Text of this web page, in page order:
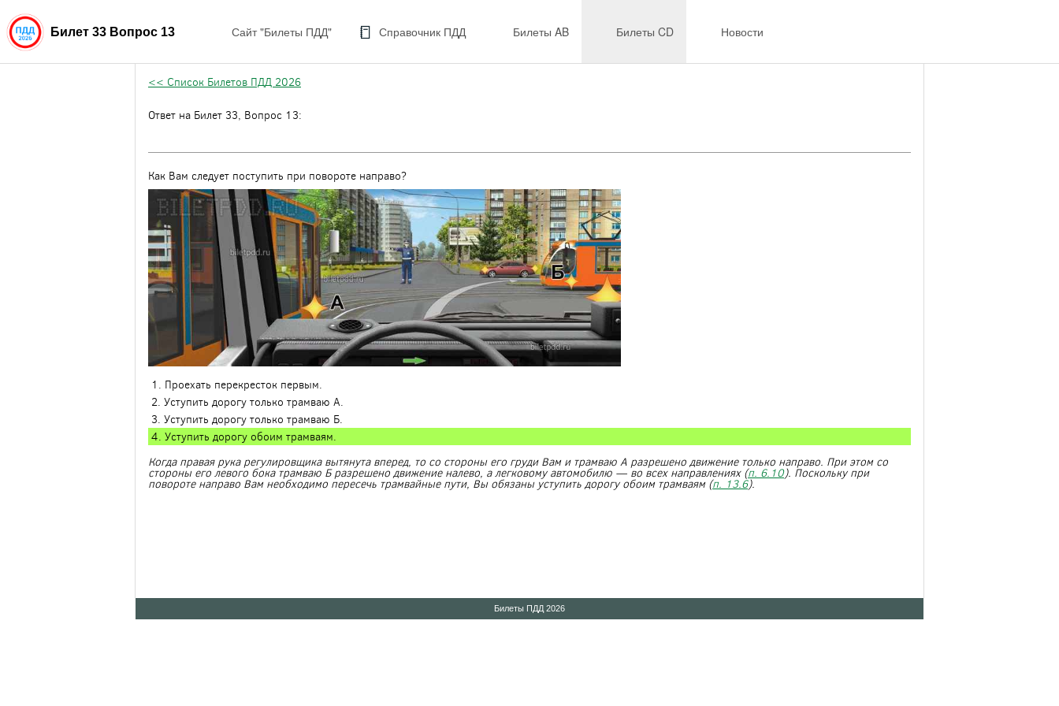
Билет 33 Вопрос 13 Сайт "Билеты ПДД" Справочник ПДД Билеты AB Билеты CD Новости
<< Список Билетов ПДД 2026
Ответ на Билет 33, Вопрос 13:
Как Вам следует поступить при повороте направо?
1. Проехать перекресток первым.
2. Уступить дорогу только трамваю А.
3. Уступить дорогу только трамваю Б.
4. Уступить дорогу обоим трамваям.
Когда правая рука регулировщика вытянута вперед, то со стороны его груди Вам и трамваю А разрешено движение только направо. При этом со
стороны его левого бока трамваю Б разрешено движение налево, а легковому автомобилю — во всех направлениях (п. 6.10). Поскольку при
повороте направо Вам необходимо пересечь трамвайные пути, Вы обязаны уступить дорогу обоим трамваям (п. 13.6).
Билеты ПДД 2026